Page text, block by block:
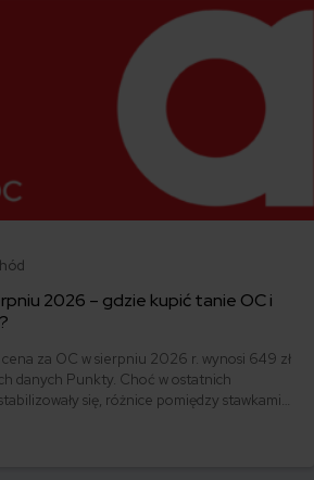
2026 – gdzie kupić tanie OC i
za OC w sierpniu 2026 r. wynosi 649 zł
danych Punkty. Choć w ostatnich
się, różnice pomiędzy stawkami
zł. Gdzie znaleźć najtańsze OC w Polsce